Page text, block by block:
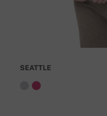
SEATTLE